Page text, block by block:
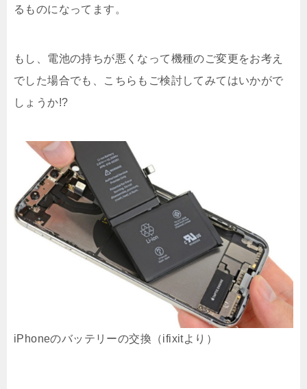
るものになってます。
もし、電池の持ちが悪くなって機種のご変更をお考え
でした場合でも、こちらもご検討してみてはいかがで
しょうか!?
iPhoneのバッテリーの交換（ifixitより）